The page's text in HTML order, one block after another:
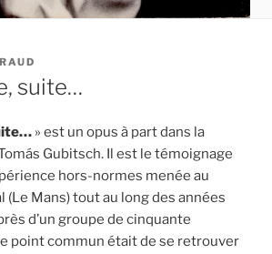
suite…
» est un opus à part dans la
Gubitsch. Il est le témoignage
hors-normes menée au
(Le Mans) tout au long des années
d’un groupe de cinquante
point commun était de se retrouver